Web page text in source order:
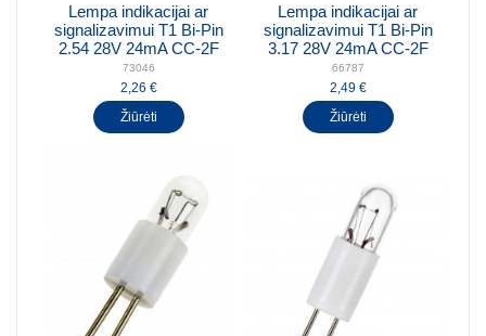
Lempa indikacijai ar
signalizavimui T1 Bi-Pin
2.54 28V 24mA CC-2F
73046
2,26 €
Žiūrėti
Lempa indikacijai ar
signalizavimui T1 Bi-Pin
3.17 28V 24mA CC-2F
66787
2,49 €
Žiūrėti